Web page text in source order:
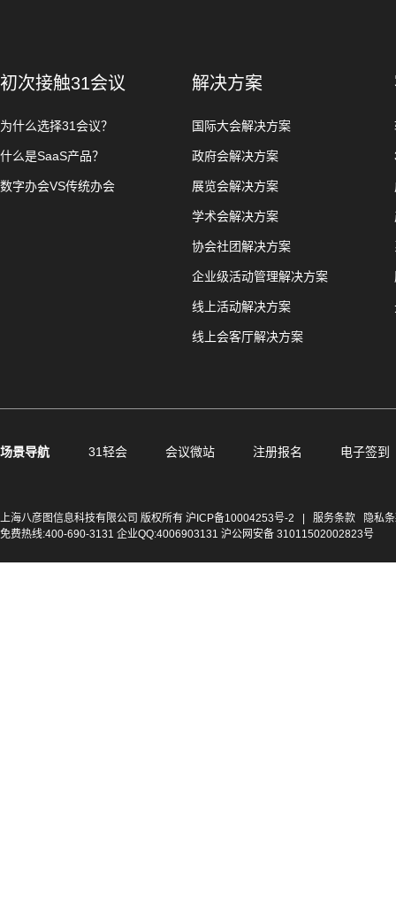
初次接触31会议
为什么选择31会议？
什么是SaaS产品？
数字办会VS传统办会
解决方案
国际大会解决方案
政府会解决方案
展览会解决方案
学术会解决方案
协会社团解决方案
企业级活动管理解决方案
线上活动解决方案
线上会客厅解决方案
场景导航 31轻会 会议微站 注册报名 电子签到
上海八彦图信息科技有限公司 版权所有 沪ICP备10004253号-2 服务条款
隐私
免费热线:400-690-3131 企业QQ:4006903131 沪公网安备 31011502002823号